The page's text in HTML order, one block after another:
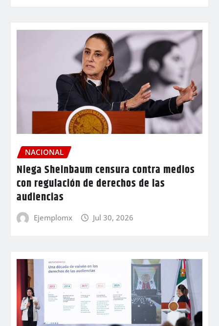
NACIONAL
Niega Sheinbaum censura contra medios
con regulación de derechos de las
audiencias
Ejemplomx Jul 30, 2026